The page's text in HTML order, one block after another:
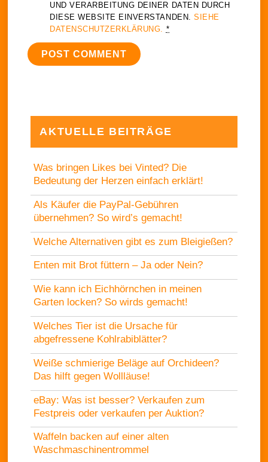
UND VERARBEITUNG DEINER DATEN DURCH
DIESE WEBSITE EINVERSTANDEN.SIEHE
DATENSCHUTZERKLÄRUNG. *
AKTUELLE BEITRÄGE
Was bringen Likes bei Vinted? Die
Bedeutung der Herzen einfach erklärt!
Als Käufer die PayPal-Gebühren
übernehmen? So wird’s gemacht!
Welche Alternativen gibt es zum Bleigießen?
Enten mit Brot füttern – Ja oder Nein?
Wie kann ich Eichhörnchen in meinen
Garten locken? So wirds gemacht!
Welches Tier ist die Ursache für
abgefressene Kohlrabiblätter?
Weiße schmierige Beläge auf Orchideen?
Das hilft gegen Wollläuse!
eBay: Was ist besser? Verkaufen zum
Festpreis oder verkaufen per Auktion?
Waffeln backen auf einer alten
Waschmaschinentrommel